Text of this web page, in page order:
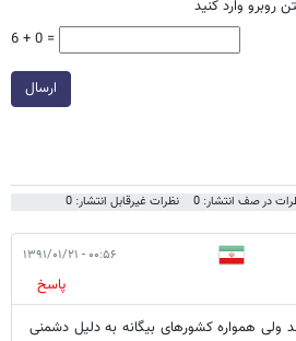
روبرو وارد کنید
6 + 0 =
ارسال
در صف انتشار: 0 نظرات غیرقابل انتشار: 0
۰۰:۵۶ - ۱۳۹۱/۰۱/۲۱
پاسخ
ولی همواره کشورهای بیگانه به دلیل دشمنی